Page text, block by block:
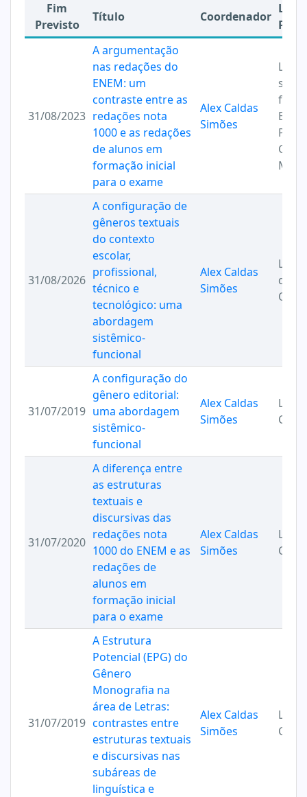
Fim
Previsto
Título Coordenador
31/08/2023
A argumentação
nas redações do
ENEM: um
contraste entre as
redações nota
1000 e as redações
de alunos em
formação inicial
para o exame
Alex Caldas
Simões
31/08/2026
A configuração de
gêneros textuais
do contexto
escolar,
profissional,
técnico e
tecnológico: uma
abordagem
sistêmico-
funcional
Alex Caldas
Simões
de
31/07/2019
A configuração do
gênero editorial:
uma abordagem
sistêmico-
funcional
Alex Caldas
Simões
31/07/2020
A diferença entre
as estruturas
textuais e
discursivas das
redações nota
1000 do ENEM e as
redações de
alunos em
formação inicial
para o exame
Alex Caldas
Simões
31/07/2019
A Estrutura
Potencial (EPG) do
Gênero
Monografia na
área de Letras:
contrastes entre
estruturas textuais
e discursivas nas
subáreas de
linguística e
Alex Caldas
Simões